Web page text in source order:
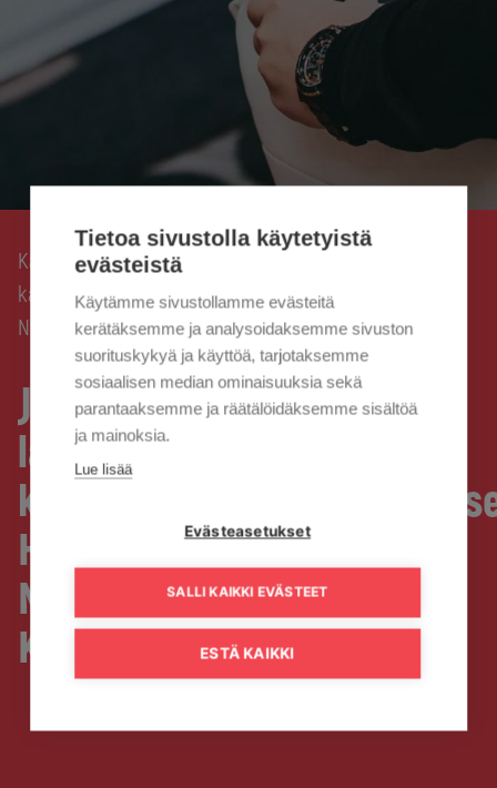
Kaisanet ›Joensuun Kodit Oy valitsi laajakaista- ja
kaapelitelevisiokumppanikseen Hammaslahden ja
Niittylahden kohteisiin Kaisanetin
Joensuun Kodit Oy valitsi
laajakaista- ja
Hammaslahden ja
Niittylahden kohteisiin
Kaisanetin
Tietoa sivustolla käytetyistä
evästeistä
Käytämme sivustollamme evästeitä
kerätäksemme ja analysoidaksemme sivuston
suorituskykyä ja käyttöä, tarjotaksemme
sosiaalisen median ominaisuuksia sekä
parantaaksemme ja räätälöidäksemme sisältöä
ja mainoksia.
Lue lisää
Evästeasetukset
SALLI KAIKKI EVÄSTEET
ESTÄ KAIKKI